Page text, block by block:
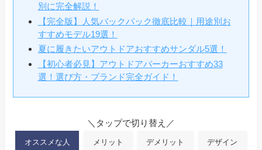
別に完全解説！
【完全版】人気バックパック徹底比較｜用途別お
すすめモデル19選！
夏に履きたいアウトドアおすすめサンダル5選！
【初心者必見】アウトドアパーカーおすすめ33
選！選び方・ブランド完全ガイド！
＼タップで切り替え／
オススメな人 メリット デメリット デザイン